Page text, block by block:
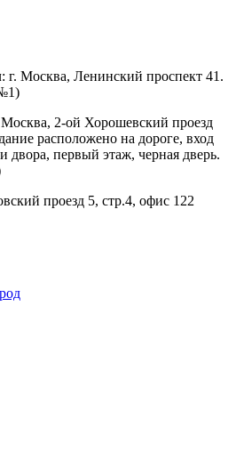
: г. Москва, Ленинский проспект 41.
Москва, 2-ой Хорошевский проезд
расположено на дороге, вход
двора, первый этаж, черная дверь.
проезд 5, стр.4, офис 122